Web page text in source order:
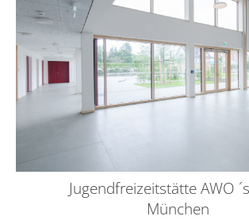
Jugendfreizeitstätte AWO
München